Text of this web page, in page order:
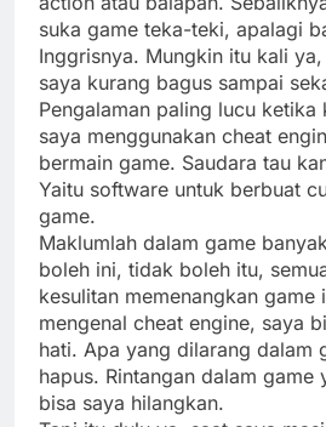
suka game teka-teki, apalagi
Inggrisnya. Mungkin itu kali
saya kurang bagus sampai
Pengalaman paling lucu ketika
saya menggunakan cheat
bermain game. Saudara tau
Yaitu software untuk berbuat
game.
Maklumlah dalam game
boleh ini, tidak boleh itu,
kesulitan memenangkan game
mengenal cheat engine, saya
hati. Apa yang dilarang dalam
hapus. Rintangan dalam game
bisa saya hilangkan.